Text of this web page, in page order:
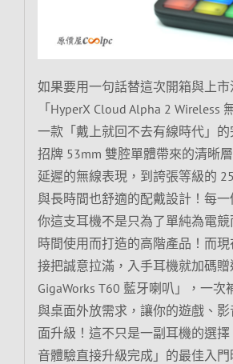
如果要用一句話替這次開箱與上
「HyperX Cloud Alpha 2 Wireless
一款「戴上就回不去有線時代」
招牌 53mm 雙腔單體帶來的清晰
延遲的無線表現，到誇張等級的
與長時間也舒適的配戴設計！每
你這支耳機不是只為了單純為電
時間使用而打造的高階產品！而
接把誠意拉滿，入手耳機就加碼贈
GigaWorks T60 藍牙喇叭」，一次
與桌面外放需求，讓你的遊戲、
面升級！這不只是一副耳機的選
音體驗直接升級完成」的最佳入